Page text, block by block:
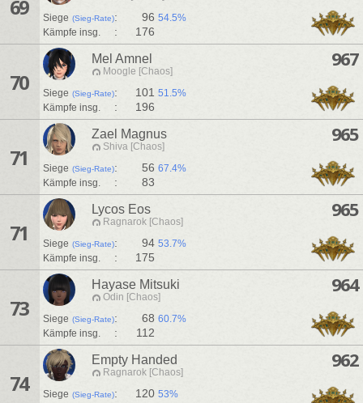
69
Siege (Sieg-Rate): 96 54.5%
Kämpfe insg.
: 176
70
Mel Amnel
Moogle [Chaos]
Siege (Sieg-Rate): 101 51.5%
Kämpfe insg.
: 196
967
71
Zael Magnus
Shiva [Chaos]
Siege (Sieg-Rate): 56 67.4%
Kämpfe insg.
: 83
965
71
Lycos Eos
Ragnarok [Chaos]
Siege (Sieg-Rate): 94 53.7%
Kämpfe insg.
: 175
965
73
Hayase Mitsuki
Odin [Chaos]
Siege (Sieg-Rate): 68 60.7%
Kämpfe insg.
: 112
964
74
Empty Handed
Ragnarok [Chaos]
Siege (Sieg-Rate): 120 53%
962